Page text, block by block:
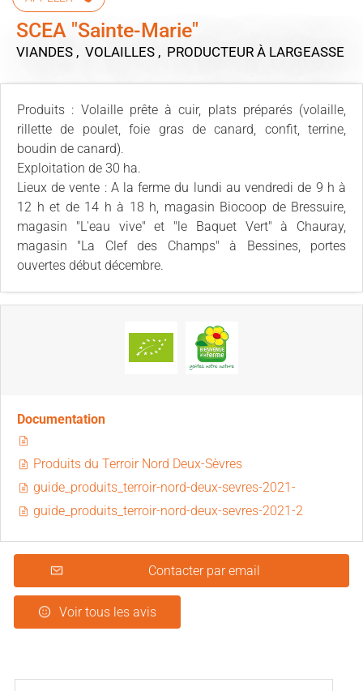
SCEA "Sainte-Marie"
VIANDES , VOLAILLES , PRODUCTEUR À LARGEASSE
Produits : Volaille prête à cuir, plats préparés (volaille,
rillette de poulet, foie gras de canard, confit, terrine,
boudin de canard).
Exploitation de 30 ha.
Lieux de vente : A la ferme du lundi au vendredi de 9 h à
12 h et de 14 h à 18 h, magasin Biocoop de Bressuire,
magasin "L'eau vive" et "le Baquet Vert" à Chauray,
magasin "La Clef des Champs" à Bessines, portes
ouvertes début décembre.
Documentation
Produits du Terroir Nord Deux-Sèvres
guide_produits_terroir-nord-deux-sevres-2021-
guide_produits_terroir-nord-deux-sevres-2021-2
Contacter par email
Voir tous les avis